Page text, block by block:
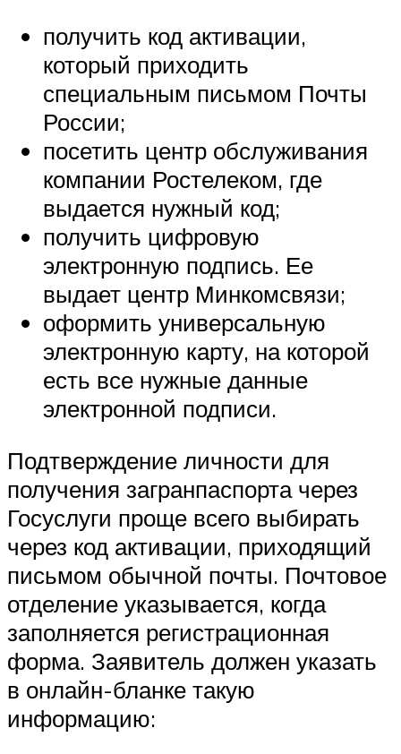
получить код активации,
который приходить
специальным письмом Почты
России;
посетить центр обслуживания
компании Ростелеком, где
выдается нужный код;
получить цифровую
электронную подпись. Ее
выдает центр Минкомсвязи;
оформить универсальную
электронную карту, на которой
есть все нужные данные
электронной подписи.
Подтверждение личности для
получения загранпаспорта через
Госуслуги проще всего выбирать
через код активации, приходящий
письмом обычной почты. Почтовое
отделение указывается, когда
заполняется регистрационная
форма. Заявитель должен указать
в онлайн-бланке такую
информацию: